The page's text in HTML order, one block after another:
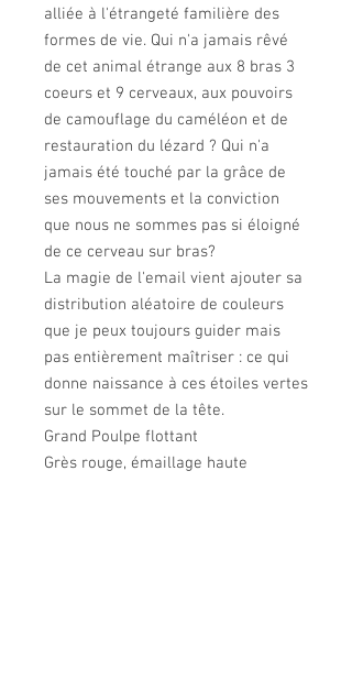
alliée à l'étrangeté familière des
formes de vie. Qui n'a jamais rêvé
de cet animal étrange aux 8 bras 3
coeurs et 9 cerveaux, aux pouvoirs
de camouflage du caméléon et de
restauration du lézard ? Qui n'a
jamais été touché par la grâce de
ses mouvements et la conviction
que nous ne sommes pas si éloigné
de ce cerveau sur bras?
La magie de l'email vient ajouter sa
distribution aléatoire de couleurs
que je peux toujours guider mais
pas entièrement maîtriser : ce qui
donne naissance à ces étoiles vertes
sur le sommet de la tête.
Grand Poulpe flottant
Grès rouge, émaillage haute